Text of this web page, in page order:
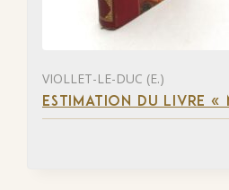
VIOLLET-LE-DUC (E.)
ESTIMATION DU LIVRE «